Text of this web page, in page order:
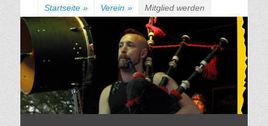
Startseite » Verein » Mitglied werden